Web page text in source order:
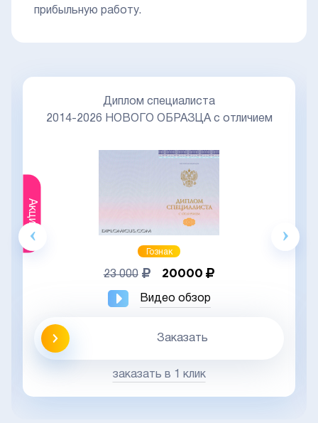
прибыльную работу.
Акция
Диплом специалиста
2014-2026 НОВОГО ОБРАЗЦА с отличием
Гознак
23 000 20000
Видео обзор
Заказать
заказать в 1 клик